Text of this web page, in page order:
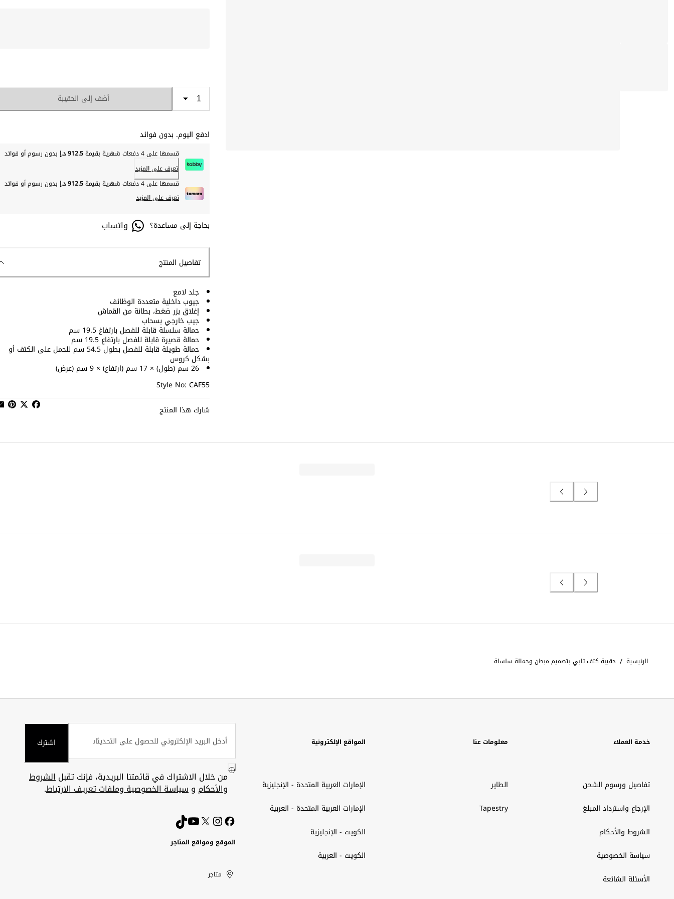
أضف إلى الحقيبة
ادفع اليوم. بدون فوائد
قسمها على 4 دفعات شهرية بقيمة 912.5 د.إ
بدون رسوم أو فوائد
تعرف على المزيد
قسمها على 4 دفعات شهرية بقيمة
912.5 د.إ
بدون رسوم أو فوائد
تعرف على المزيد
بحاجة إلى مساعدة؟ واتساب
تفاصيل المنتج
جلد لامع
جيوب داخلية متعددة الوظائف
إغلاق بزر ضغط، بطانة من القماش
جيب خارجي بسحاب
حمالة سلسلة قابلة للفصل بارتفاغ 19.5 سم
حمالة قصيرة قابلة للفصل بارتفاع 19.5 سم
حمالة طويلة قابلة للفصل بطول 54.5 سم للحمل على الكتف أو
بشكل كروس
26 سم (طول) × 17 سم (ارتفاع) × 9 سم (عرض)
Style No: CAF55
شارك هذا المنتج
الرئيسية / حقيبة كتف تابي بتصميم مبطن وحمالة سلسلة
خدمة العملاء
تفاصيل ورسوم الشحن
الإرجاع واسترداد المبلغ
الشروط والأحكام
سياسة الخصوصية
الأسئلة الشائعة
معلومات عنا
الطاير
Tapestry
المواقع الإلكترونية
الإمارات العربية المتحدة - الإنجليزية
الإمارات العربية المتحدة - العربية
الكويت - الإنجليزية
الكويت - العربية
اشترك
من خلال الاشتراك في قائمتنا البريدية، فإنك تقبلالشروط
والأحكام وسياسة الخصوصية وملفات تعريف الارتباط.
الموقع ومواقع المتاجر
United
Arab
Kuwait
الإمارات
العربية
الكويت
متاجر